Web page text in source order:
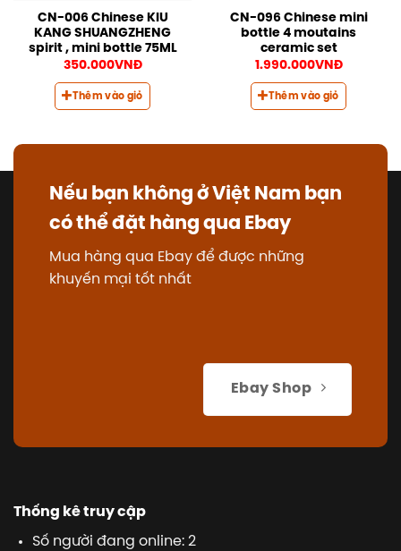
CN-006 Chinese KIU
KANG SHUANGZHENG
spirit , mini bottle 75ML
350.000VNĐ
Thêm vào giỏ
CN-096 Chinese mini
bottle 4 moutains
ceramic set
1.990.000VNĐ
Thêm vào giỏ
Nếu bạn không ở Việt Nam bạn
có thể đặt hàng qua Ebay
Mua hàng qua Ebay để được những
khuyến mại tốt nhất
Ebay Shop
Thống kê truy cập
Số người đang online: 2